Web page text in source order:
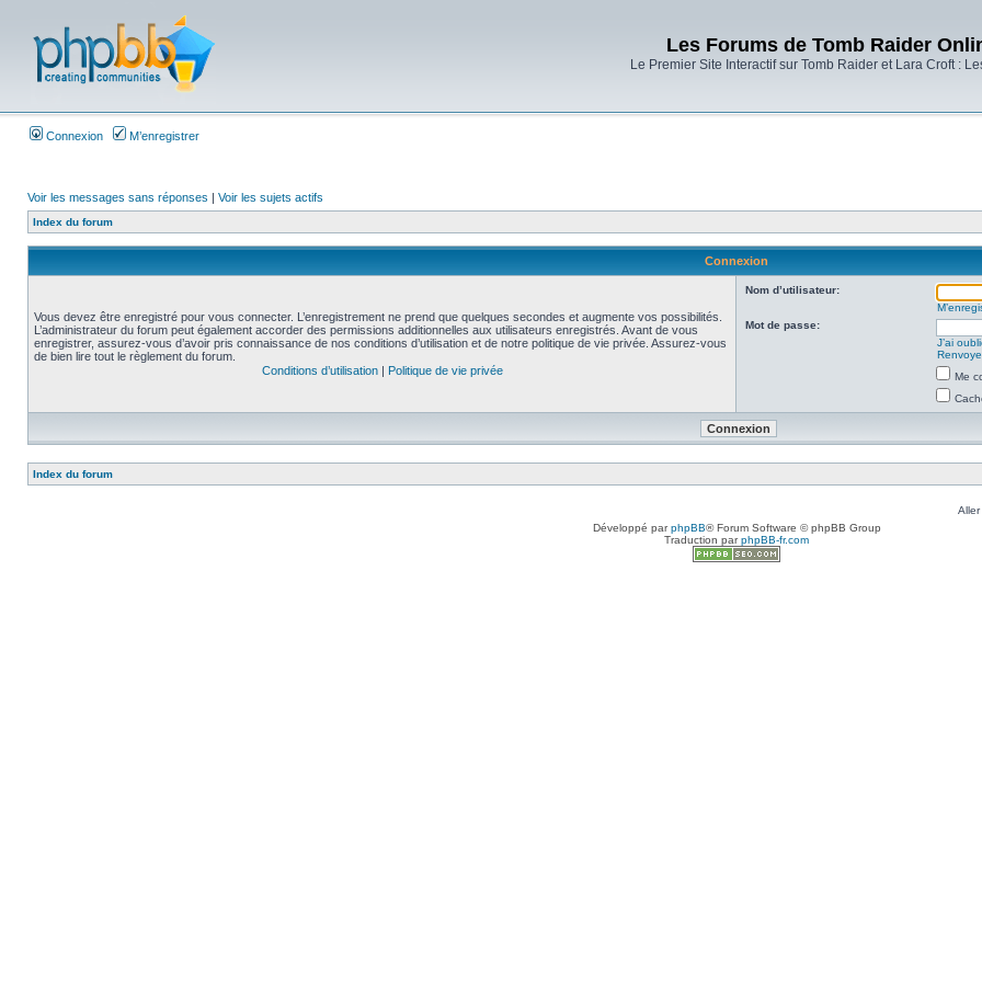
Les Forums de Tomb Raider
Le Premier Site Interactif sur Tomb Raider et Lara Croft :
Connexion M’enregistrer
Voir les messages sans réponses | Voir les sujets actifs
Index du forum
Connexion
Vous devez être enregistré pour vous connecter. L’enregistrement ne prend que quelques secondes et augmente vos possibilités.
L’administrateur du forum peut également accorder des permissions additionnelles aux utilisateurs enregistrés. Avant de vous
enregistrer, assurez-vous d’avoir pris connaissance de nos conditions d’utilisation et de notre politique de vie privée. Assurez-vous
de bien lire tout le règlement du forum.
Conditions d’utilisation| Politique de vie privée
Nom d’utilisateur:
Mot de passe:
J’ai
Me
Index du forum
Développé parphpBB® Forum Software © phpBB Group
Traduction parphpBB-fr.com